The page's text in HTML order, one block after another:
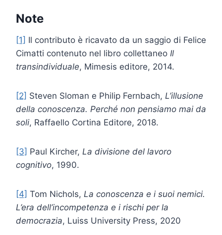
Note
[1] Il contributo è ricavato da un saggio di Felice
Cimatti contenuto nel libro collettaneo Il
transindividuale, Mimesis editore, 2014.
[2] Steven Sloman e Philip Fernbach, L’illusione
della conoscenza. Perché non pensiamo mai da
soli, Raffaello Cortina Editore, 2018.
[3] Paul Kircher, La divisione del lavoro
cognitivo, 1990.
[4] Tom Nichols, La conoscenza e i suoi nemici.
L’era dell’incompetenza e i rischi per la
democrazia, Luiss University Press, 2020